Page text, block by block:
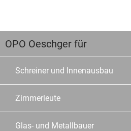
OPO Oeschger für
Schreiner und Innenausbau
Zimmerleute
Glas- und Metallbauer